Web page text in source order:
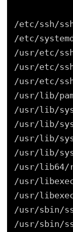
/etc/ssh/
/etc/
/usr/etc/
/usr/etc/
/usr/etc/
/usr/lib/
/usr/lib/
/usr/lib/
/usr/lib/
/usr/lib/
/usr/lib64/
/usr/
/usr/
/usr/sbin/
/usr/sbin/